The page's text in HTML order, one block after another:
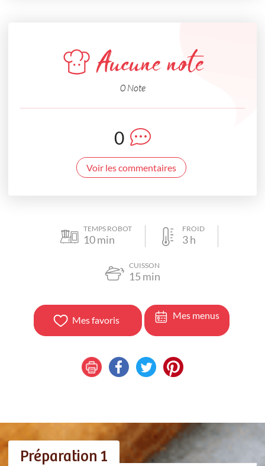
Aucune note
0 Note
0
Voir les commentaires
TEMPS ROBOT
10min
FROID
3h
CUISSON
15 min
Mes favoris Mes menus
Préparation 1